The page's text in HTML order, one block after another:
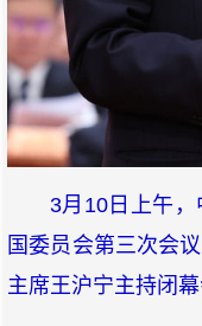
3月10日上午
国委员会第三次会
主席王沪宁主持闭